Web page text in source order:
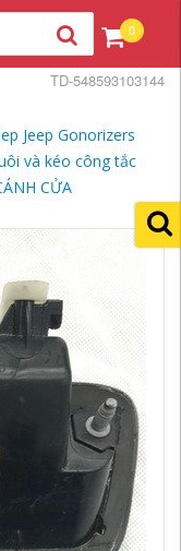
0
Jeep Gonorizers
và kéo công tắc
CỬA
TD-548593103144